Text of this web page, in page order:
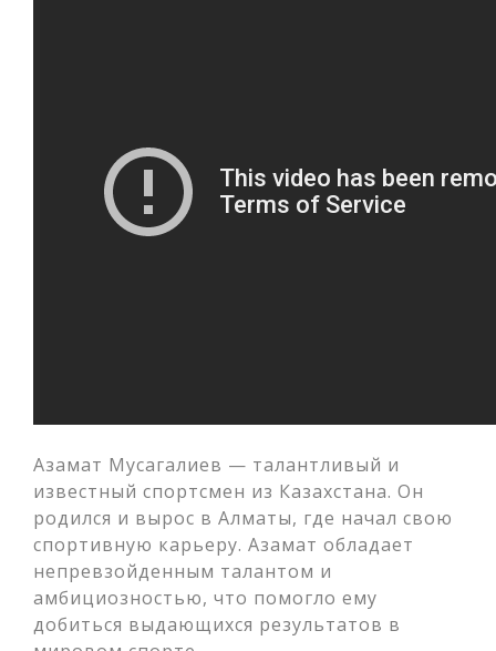
Азамат Мусагалиев — талантливый и
известный спортсмен из Казахстана. Он
родился и вырос в Алматы, где начал свою
спортивную карьеру. Азамат обладает
непревзойденным талантом и
амбициозностью, что помогло ему
добиться выдающихся результатов в